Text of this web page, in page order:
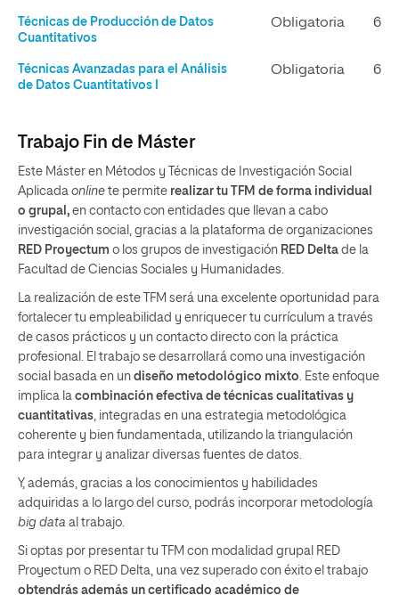
Técnicas de Producción de Datos
Cuantitativos
Obligatoria 6
Técnicas Avanzadas para el Análisis
de Datos Cuantitativos I
Obligatoria 6
Trabajo Fin de Máster
Este Máster en Métodos y Técnicas de Investigación Social
Aplicada online te permite realizar tu TFM de forma individual
o grupal, en contacto con entidades que llevan a cabo
investigación social, gracias a la plataforma de organizaciones
RED Proyectum o los grupos de investigación RED Delta de la
Facultad de Ciencias Sociales y Humanidades.
La realización de este TFM será una excelente oportunidad para
fortalecer tu empleabilidad y enriquecer tu currículum a través
de casos prácticos y un contacto directo con la práctica
profesional. El trabajo se desarrollará como una investigación
social basada en un diseño metodológico mixto. Este enfoque
implica la combinación efectiva de técnicas cualitativas y
cuantitativas, integradas en una estrategia metodológica
coherente y bien fundamentada, utilizando la triangulación
para integrar y analizar diversas fuentes de datos.
Y, además, gracias a los conocimientos y habilidades
adquiridas a lo largo del curso, podrás incorporar metodología
big data al trabajo.
Si optas por presentar tu TFM con modalidad grupal RED
Proyectum o RED Delta, una vez superado con éxito el trabajo
obtendrás además un certificado académico de